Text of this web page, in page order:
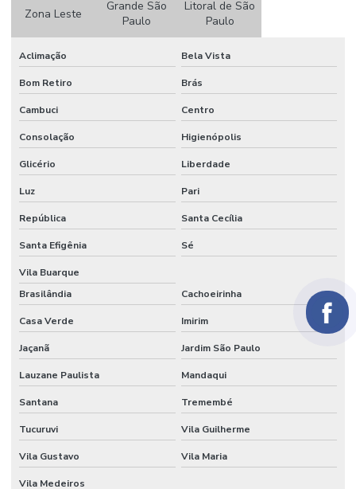
Papel crepom atacado
Papel crepom por atacado
Papel crepom atacado sp
Papel crepom bem casado
Papel crepom branco atacado
Papel crepom impermeável
Papel crepom parafinado
Papel crepom parafinado preço
Papel crepom preço
Papel para embrulhar bem casado comprar
Papel seda
Papel seda atacado
Papel seda branco
Papel de seda colorido
Papel seda dourado
Zona Leste
Grande São
Paulo
Litoral de São
Paulo
Aclimação Bela Vista
Bom Retiro Brás
Cambuci Centro
Consolação Higienópolis
Glicério Liberdade
Luz Pari
República Santa Cecília
Santa Efigênia Sé
Vila Buarque
Brasilândia
Cachoeirinha
Casa Verde Imirim
Jaçanã Jardim São Paulo
Lauzane Paulista Mandaqui
Santana Tremembé
Tucuruvi Vila Guilherme
Vila Gustavo Vila Maria
Vila Medeiros